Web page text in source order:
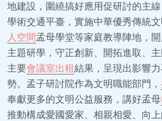
地建設，圍繞搞好應用促研討的主
學術交通平臺，實施中華優秀傳統
人空間孟母學堂等家庭教導陣地，
主題研學，守正創新、開拓進取、
主要會議室出租結果，呈現出影響
勢。孟子研討院作為文明職能部門，
奉獻更多的文明公益服務，講好孟母
推動構成愛國愛家、相親相愛、向